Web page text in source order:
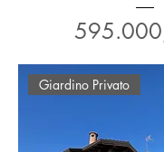
Prezzo
Giardino Privato